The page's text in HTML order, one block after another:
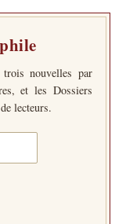
nouvelles par
et les Dossiers
lecteurs.